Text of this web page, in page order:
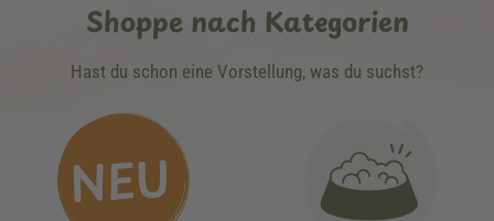
Shoppe nach Kategorien
Hast du schon eine Vorstellung, was du suchst?